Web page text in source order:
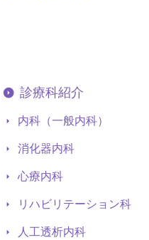
診療科紹介
内科（一般内科）
消化器内科
心療内科
リハビリテーション科
人工透析内科